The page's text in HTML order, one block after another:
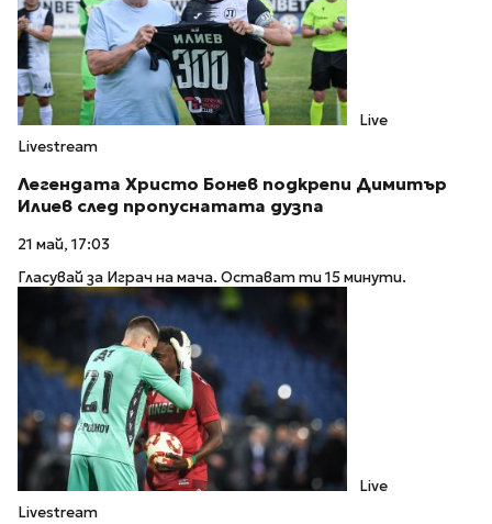
Live
Livestream
Легендата Христо Бонев подкрепи Димитър
Илиев след пропуснатата дузпа
21 май, 17:03
Гласувай за Играч на мача. Остават ти 15 минути.
Live
Livestream